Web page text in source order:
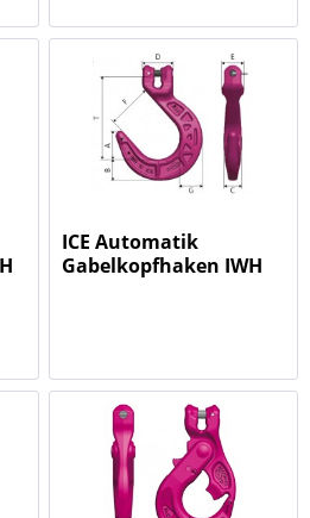
ICE Automatik
Gabelkopfhaken IWH